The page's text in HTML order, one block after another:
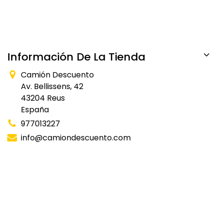
Información De La Tienda
Camión Descuento
Av. Bellissens, 42
43204 Reus
España
977013227
info@camiondescuento.com